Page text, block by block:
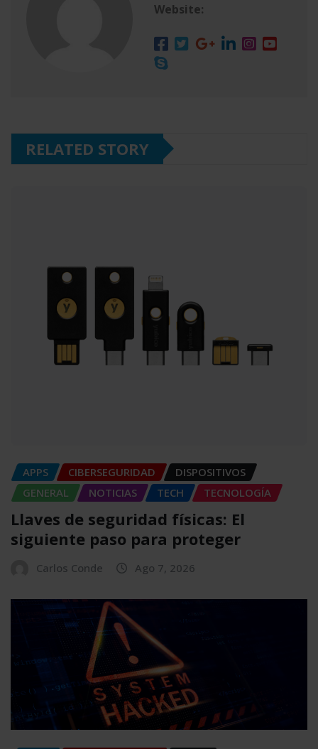
Website:
RELATED STORY
APPS CIBERSEGURIDAD
DISPOSITIVOS
GENERAL
NOTICIAS TECH TECNOLOGÍA
Llaves de seguridad físicas: El
siguiente paso para proteger
Carlos Conde Ago 7, 2026